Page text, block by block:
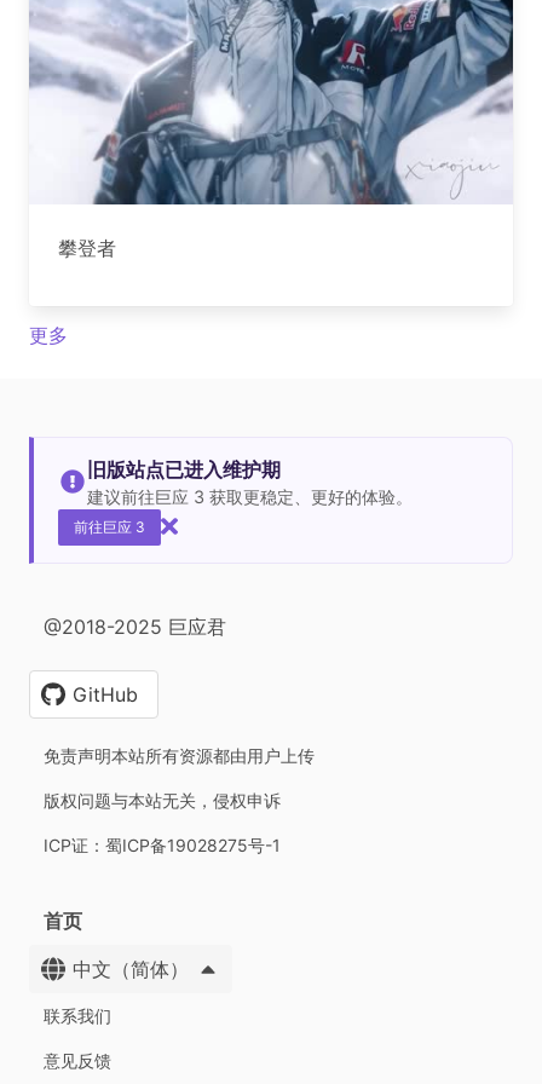
攀登者
更多
旧版站点已进入维护期
建议前往巨应 3 获取更稳定、更好的体验。
前往巨应 3
@2018-2025 巨应君
GitHub
免责声明本站所有资源都由用户上传
版权问题与本站无关，侵权申诉
ICP证：蜀ICP备19028275号-1
首页
中文（简体）
联系我们
意见反馈